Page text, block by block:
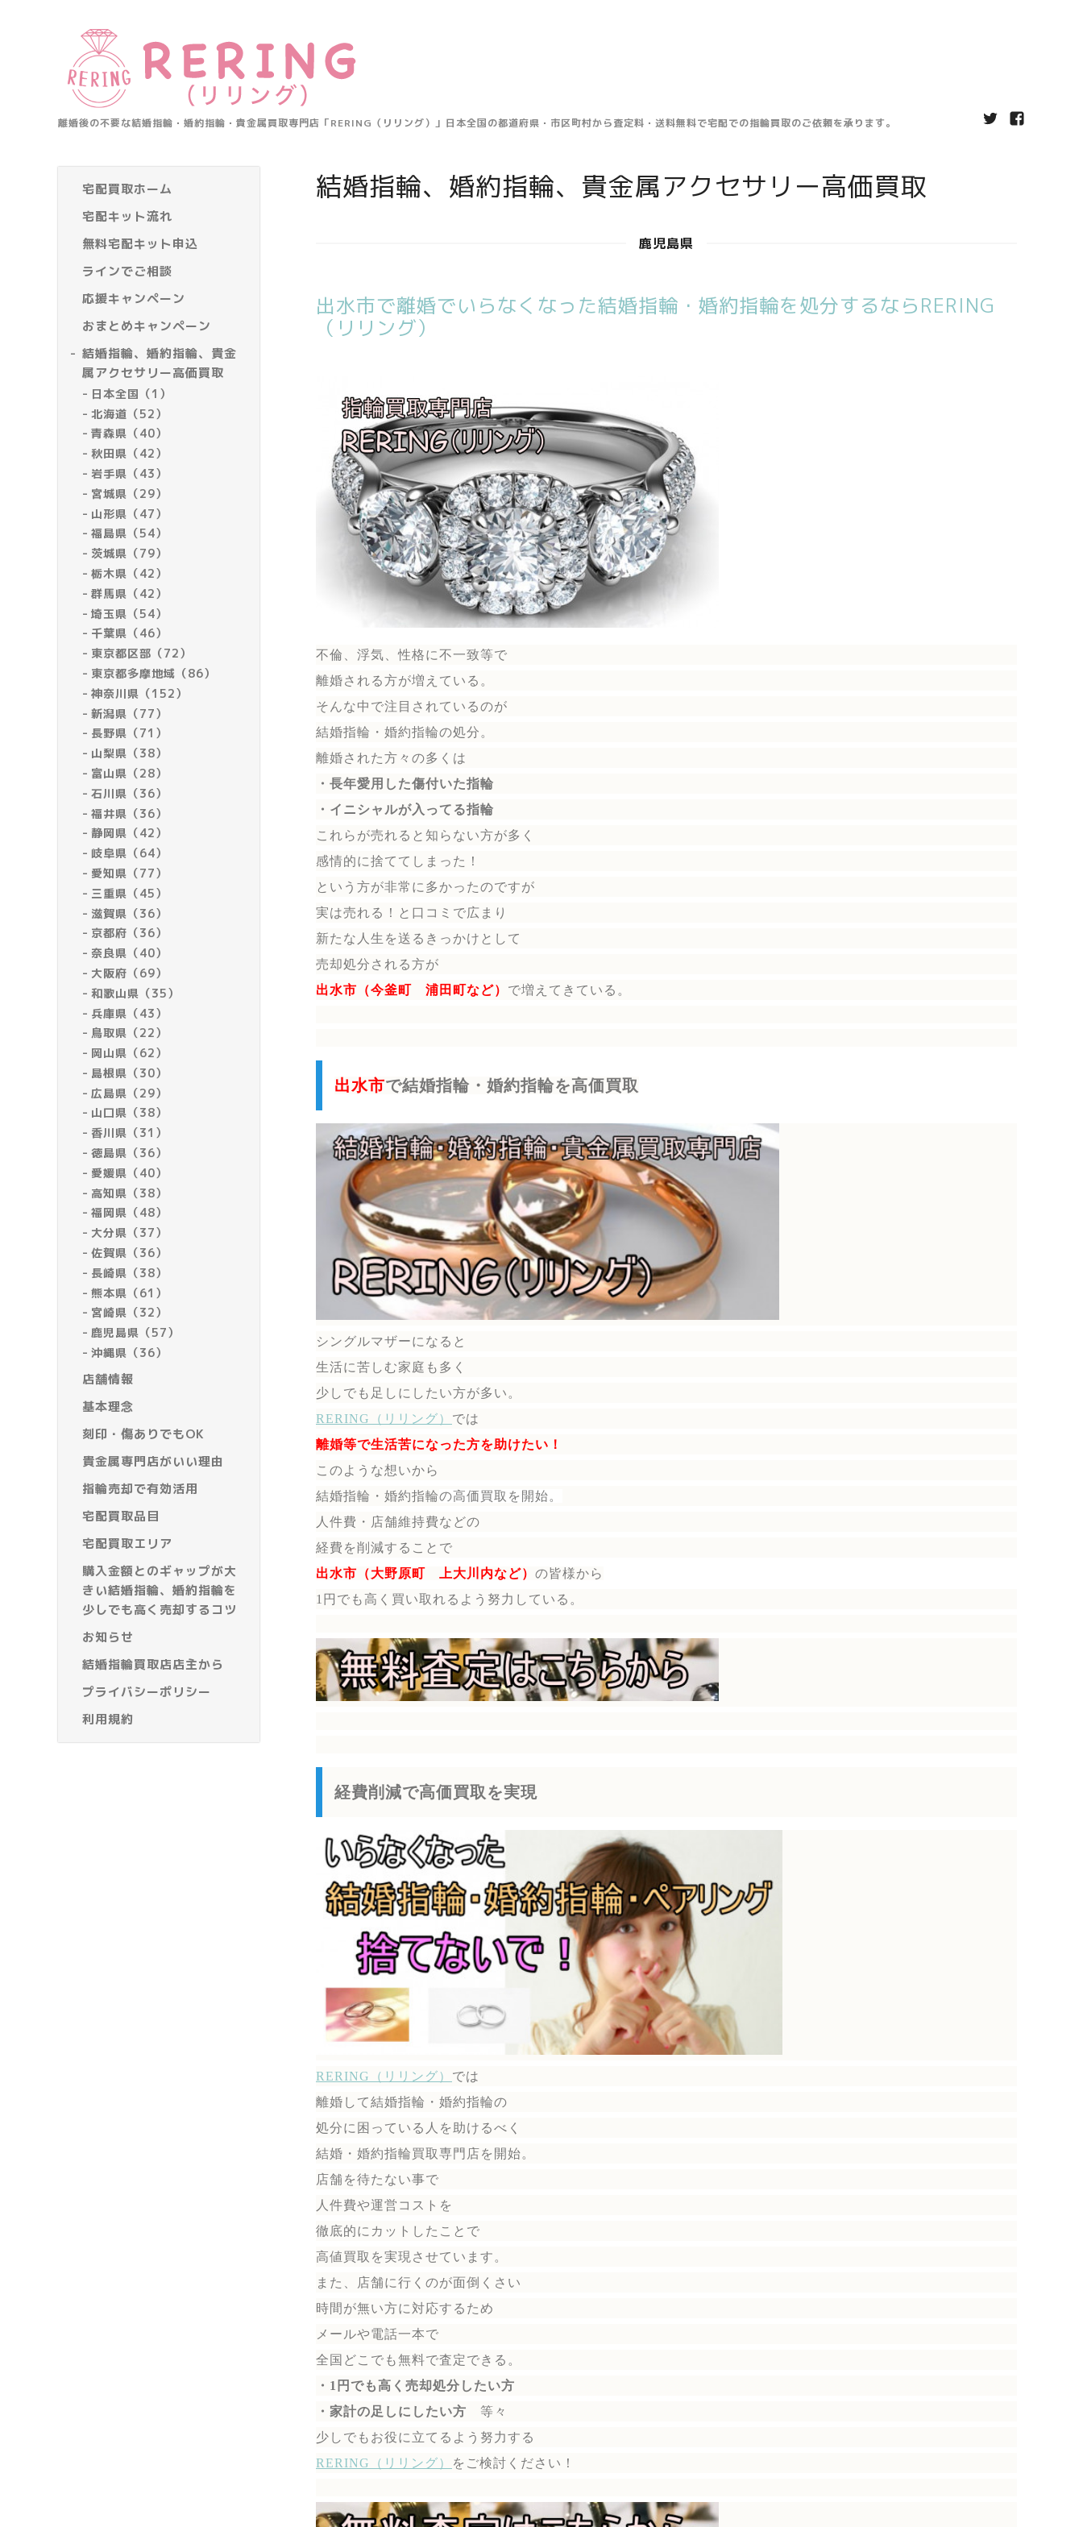
離婚後の不要な結婚指輪・婚約指輪・貴金属買取専門店「RERING（リリング）」日本全国の都道府県・市区町村から査定料・送料無料で宅配での指輪買取のご依頼を承ります。
宅配買取ホーム
宅配キット流れ
無料宅配キット申込
ラインでご相談
応援キャンペーン
おまとめキャンペーン
結婚指輪、婚約指輪、貴金
属アクセサリー高価買取
日本全国（1）
北海道（52）
青森県（40）
秋田県（42）
岩手県（43）
宮城県（29）
山形県（47）
福島県（54）
茨城県（79）
栃木県（42）
群馬県（42）
埼玉県（54）
千葉県（46）
東京都区部（72）
東京都多摩地域（86）
神奈川県（152）
新潟県（77）
長野県（71）
山梨県（38）
富山県（28）
石川県（36）
福井県（36）
静岡県（42）
岐阜県（64）
愛知県（77）
三重県（45）
滋賀県（36）
京都府（36）
奈良県（40）
大阪府（69）
和歌山県（35）
兵庫県（43）
鳥取県（22）
岡山県（62）
島根県（30）
広島県（29）
山口県（38）
香川県（31）
徳島県（36）
愛媛県（40）
高知県（38）
福岡県（48）
大分県（37）
佐賀県（36）
長崎県（38）
熊本県（61）
宮崎県（32）
鹿児島県（57）
沖縄県（36）
店舗情報
基本理念
刻印・傷ありでもOK
貴金属専門店がいい理由
指輪売却で有効活用
宅配買取品目
宅配買取エリア
購入金額とのギャップが大
きい結婚指輪、婚約指輪を
少しでも高く売却するコツ
お知らせ
結婚指輪買取店店主から
プライバシーポリシー
利用規約
結婚指輪、婚約指輪、貴金属アクセサリー高価買取
鹿児島県
出水市で離婚でいらなくなった結婚指輪・婚約指輪を処分するならRERING
（リリング）
不倫、浮気、性格に不一致等で
離婚される方が増えている。
そんな中で注目されているのが
結婚指輪 ・婚約指輪の処分。
離婚された方々の多くは
・長年愛用した傷付いた指輪
・イニシャルが入ってる指輪
これらが売れると知らない方が多く
感情的に捨ててしまった！
という方が非常に多かったのですが
実は売れる！と口コミで広まり
新たな人生を送る きっかけとして
売却処分される方が
出水市（今釜町 浦田町など） で増えてきている。
出水市で結婚指輪・婚約指輪を高価買取
シングルマザーになると
生活に苦しむ家庭も多く
少しでも足しにしたい方が多い。
RERING（リリング） では
離婚等で生活苦になった方を助けたい！
このような想いから
結婚指輪・婚約指輪の高価買取を開始。
人件費・店舗維持費などの
経費を削減することで
出水市（大野原町 上大川内など） の皆様から
1円でも高く買い取れるよう努力している。
経費削減で高価買取を実現
RERING（リリング） では
離婚して結婚指輪・婚約指輪の
処分に困っている人を助けるべく
結婚・婚約指輪買取専門店を開始。
店舗を待たない事で
人件費や運営コストを
徹底的にカットしたことで
高値買取を実現させています。
また、店舗に行くのが面倒くさい
時間が無い方に対応するため
メールや電話一本で
全国どこでも無料で査定できる。
・1円でも高く売却処分したい方
・家計の足しにしたい方 等々
少しでもお役に立てるよう努力する
RERING（リリング）
を ご検討ください！